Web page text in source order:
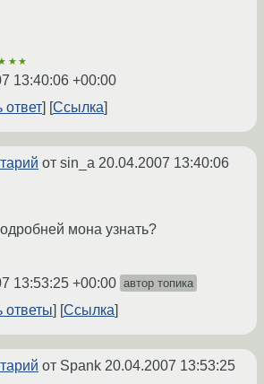
13:40:06 +00:00
ответ
Ссылка
от sin_a 20.04.2007 13:40:06
мона узнать?
13:53:25 +00:00 автор топика
ответы Ссылка
от Spank 20.04.2007 13:53:25